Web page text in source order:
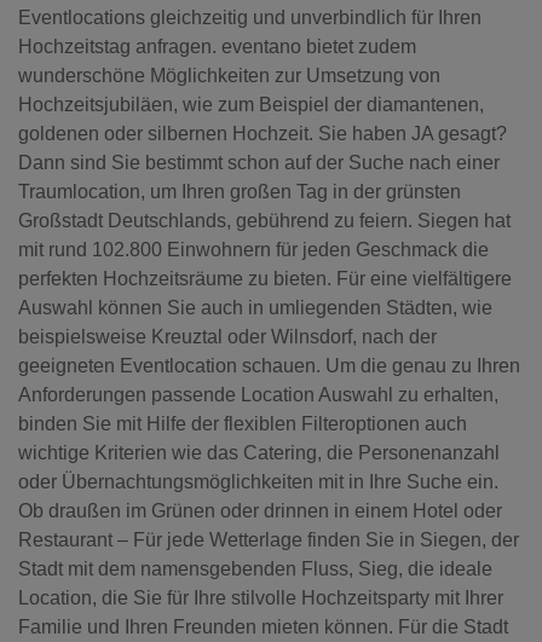
Eventlocations gleichzeitig und unverbindlich für Ihren
Hochzeitstag anfragen. eventano bietet zudem
wunderschöne Möglichkeiten zur Umsetzung von
Hochzeitsjubiläen, wie zum Beispiel der diamantenen,
goldenen oder silbernen Hochzeit. Sie haben JA gesagt?
Dann sind Sie bestimmt schon auf der Suche nach einer
Traumlocation, um Ihren großen Tag in der grünsten
Großstadt Deutschlands, gebührend zu feiern. Siegen hat
mit rund 102.800 Einwohnern für jeden Geschmack die
perfekten Hochzeitsräume zu bieten. Für eine vielfältigere
Auswahl können Sie auch in umliegenden Städten, wie
beispielsweise Kreuztal oder Wilnsdorf, nach der
geeigneten Eventlocation schauen. Um die genau zu Ihren
Anforderungen passende Location Auswahl zu erhalten,
binden Sie mit Hilfe der flexiblen Filteroptionen auch
wichtige Kriterien wie das Catering, die Personenanzahl
oder Übernachtungsmöglichkeiten mit in Ihre Suche ein.
Ob draußen im Grünen oder drinnen in einem Hotel oder
Restaurant – Für jede Wetterlage finden Sie in Siegen, der
Stadt mit dem namensgebenden Fluss, Sieg, die ideale
Location, die Sie für Ihre stilvolle Hochzeitsparty mit Ihrer
Familie und Ihren Freunden mieten können. Für die Stadt